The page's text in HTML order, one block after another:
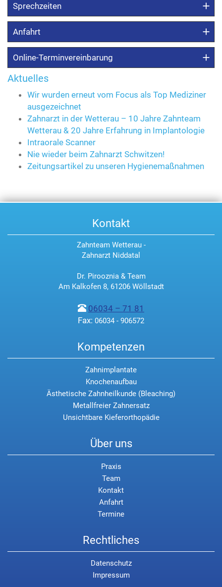
Sprechzeiten
Anfahrt
Online-Terminvereinbarung
Aktuelles
Wir wurden erneut vom Focus als Top Mediziner
ausgezeichnet
Zahnarzt in der Wetterau – 10 Jahre Zahnteam
Wetterau & 20 Jahre Erfahrung in Implantologie
Intraorale Scanner
Nie wieder beim Zahnarzt Schwitzen!
Zeitungsartikel zu unseren Hygienemaßnahmen
Kontakt
Zahnteam Wetterau -
Zahnarzt Niddatal
Dr. Pirooznia & Team
Am Kalkofen 8, 61206 Wöllstadt
06034 – 71 81
Fax: 06034 - 906572
Kompetenzen
Zahnimplantate
Knochenaufbau
Ästhetische Zahnheilkunde (Bleaching)
Metallfreier Zahnersatz
Unsichtbare Kieferorthopädie
Über uns
Praxis
Team
Kontakt
Anfahrt
Termine
Rechtliches
Datenschutz
Impressum